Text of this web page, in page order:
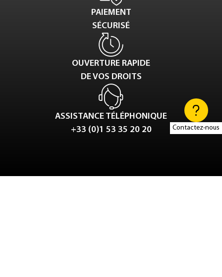
Contactez-nous
PAIEMENT
SÉCURISÉ
OUVERTURE RAPIDE
DE VOS DROITS
ASSISTANCE TÉLÉPHONIQUE
+33 (0)1 53 35 20 20